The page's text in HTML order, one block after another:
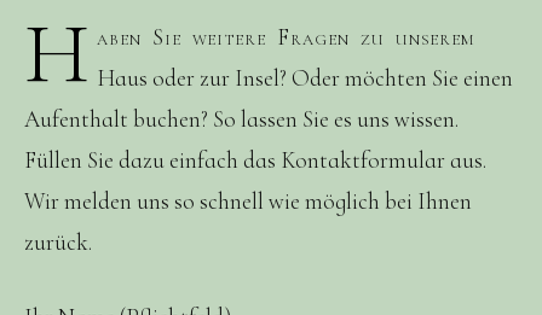
H aben Sie weitere Fragen zu unserem
Haus oder zur Insel? Oder möchten Sie einen
Aufenthalt buchen? So lassen Sie es uns wissen.
Füllen Sie dazu einfach das Kontaktformular aus.
Wir melden uns so schnell wie möglich bei Ihnen
zurück.